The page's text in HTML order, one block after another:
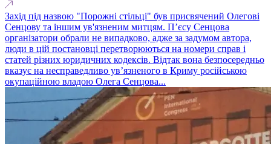
Захід під назвою "Порожні стільці" був присвячений Олегові
Сенцову та іншим ув'язненим митцям. П’єсу Сенцова
організатори обрали не випадково, адже за задумом автора,
люди в цій постановці перетворюються на номери справ і
статей різних юридичних кодексів. Відтак вона безпосередньо
вказує на несправедливо ув’язненого в Криму російською
окупаційною владою Олега Сенцова...